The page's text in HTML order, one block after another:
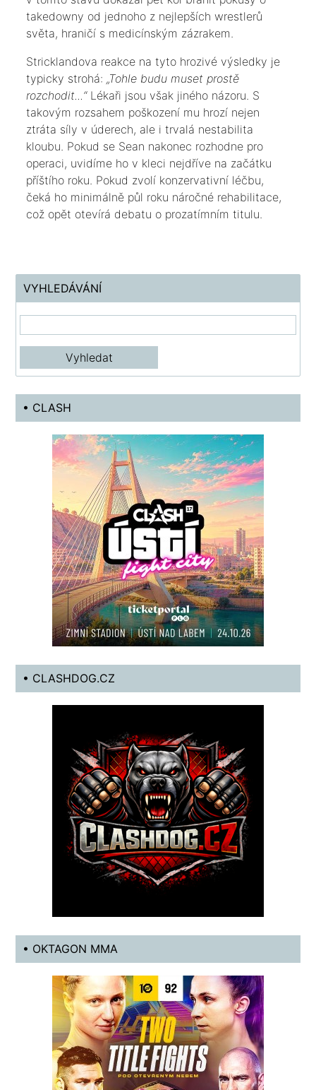
takedowny od jednoho z nejlepších wrestlerů
světa, hraničí s medicínským zázrakem.
​Stricklandova reakce na tyto hrozivé výsledky je
typicky strohá:„Tohle budu muset prostě
rozchodit...“Lékaři jsou však jiného názoru. S
takovým rozsahem poškození mu hrozí nejen
ztráta síly v úderech, ale i trvalá nestabilita
kloubu. Pokud se Sean nakonec rozhodne pro
operaci, uvidíme ho v kleci nejdříve na začátku
příštího roku. Pokud zvolí konzervativní léčbu,
čeká ho minimálně půl roku náročné rehabilitace,
což opět otevírá debatu o prozatímním titulu.
VYHLEDÁVÁNÍ
• CLASH
• CLASHDOG.CZ
• OKTAGON MMA